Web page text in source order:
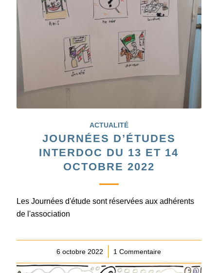
ACTUALITÉ
JOURNÉES D’ÉTUDES
INTERDOC DU 13 ET 14
OCTOBRE 2022
Les Journées d'étude sont réservées aux adhérents
de l'association
6 octobre 2022
/ 1 Commentaire